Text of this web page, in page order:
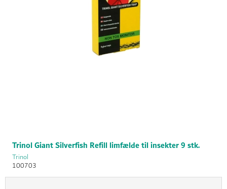
Trinol Giant Silverfish Refill limfælde til insekter 9 stk.
Trinol
100703